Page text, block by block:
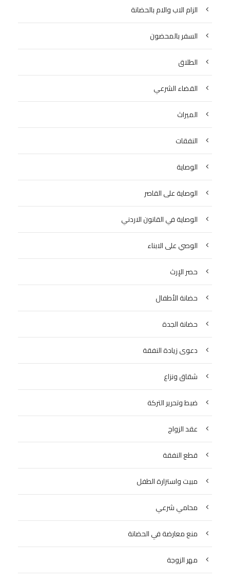
الزام الاب والام بالحضانة
السفر بالمحضون
الطلاق
القضاء الشرعي
الميراث
النفقات
الوصاية
الوصاية على القاصر
الوصاية في القانون الاردني
الوصي على الابناء
حصر الإرث
حضانة الأطفال
حضانة الجدة
دعوى زيادة النفقة
شقاق ونزاع
ضبط وتحرير التركة
عقد الزواج
قطع النفقة
مبيت واستزارة الطفل
محامي شرعي
منع معارضة في الحضانة
مهر الزوجة